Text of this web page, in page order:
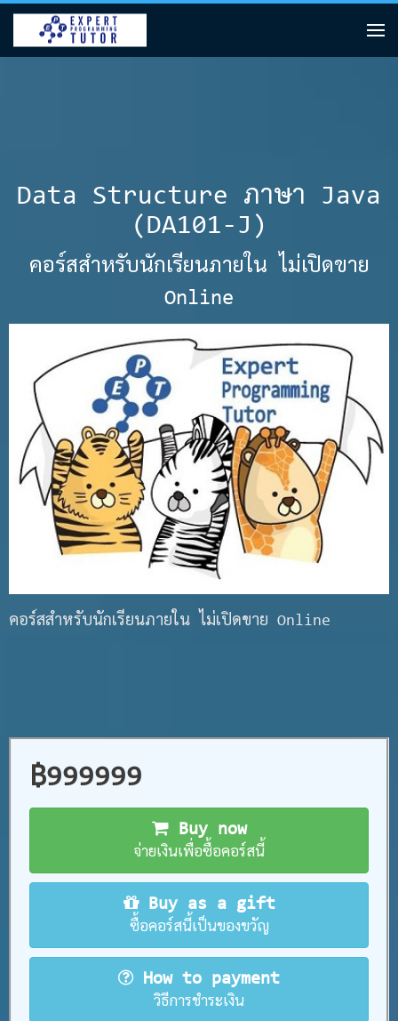
Data Structure ภาษา Java
(DA101-J)
คอร์สสำหรับนักเรียนภายใน ไม่เปิดขาย
Online
คอร์สสำหรับนักเรียนภายใน ไม่เปิดขาย Online
฿999999
Buy now
จ่ายเงินเพื่อซื้อคอร์สนี้
Buy as a gift
ซื้อคอร์สนี้เป็นของขวัญ
How to payment
วิธีการชำระเงิน